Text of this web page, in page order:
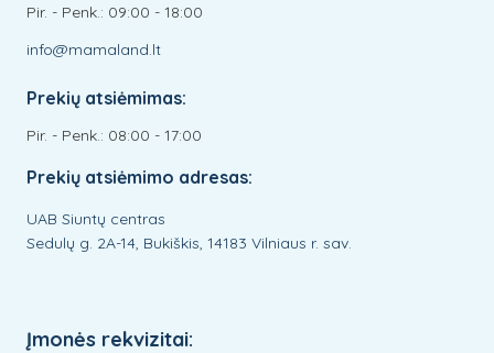
Pir. - Penk.: 09:00 - 18:00
info@mamaland.lt
Prekių atsiėmimas:
Pir. - Penk.: 08:00 - 17:00
Prekių atsiėmimo adresas:
UAB Siuntų centras
Sedulų g. 2A-14, Bukiškis, 14183 Vilniaus r. sav.
Įmonės rekvizitai: